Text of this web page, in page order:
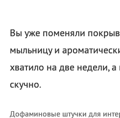
Вы уже поменяли
мыльницу и
хватило на две недели,
скучно.
Дофаминовые штучки для